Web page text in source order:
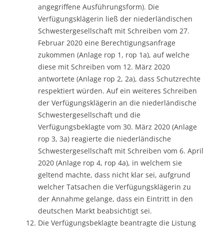
angegriffene Ausführungsform). Die
Verfügungsklägerin ließ der niederländischen
Schwestergesellschaft mit Schreiben vom 27.
Februar 2020 eine Berechtigungsanfrage
zukommen (Anlage rop 1, rop 1a), auf welche
diese mit Schreiben vom 12. März 2020
antwortete (Anlage rop 2, 2a), dass Schutzrechte
respektiert würden. Auf ein weiteres Schreiben
der Verfügungsklägerin an die niederländische
Schwestergesellschaft und die
Verfügungsbeklagte vom 30. März 2020 (Anlage
rop 3, 3a) reagierte die niederländische
Schwestergesellschaft mit Schreiben vom 6. April
2020 (Anlage rop 4, rop 4a), in welchem sie
geltend machte, dass nicht klar sei, aufgrund
welcher Tatsachen die Verfügungsklägerin zu
der Annahme gelange, dass ein Eintritt in den
deutschen Markt beabsichtigt sei.
Die Verfügungsbeklagte beantragte die Listung